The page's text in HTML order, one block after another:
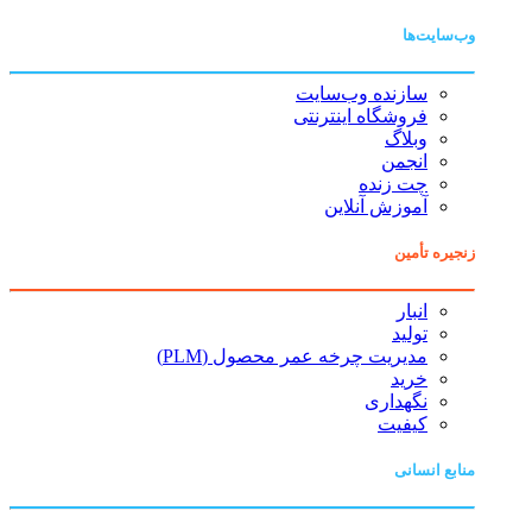
وب‌سایت‌ها
سازنده وب‌سایت
فروشگاه اینترنتی
وبلاگ
انجمن
چت زنده
آموزش آنلاین
زنجیره تأمین
انبار
تولید
مدیریت چرخه عمر محصول (PLM)
خرید
نگهداری
کیفیت
منابع انسانی